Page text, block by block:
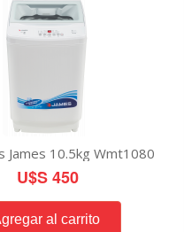
James 10.5kg Wmt1080
U$S 450